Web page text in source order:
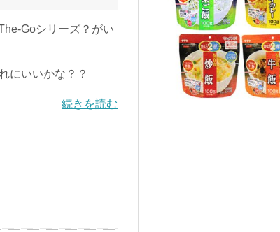
Goシリーズ？がい
にいいかな？？
続きを読む